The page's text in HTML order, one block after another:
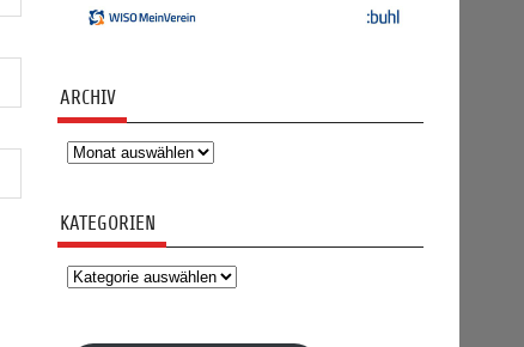
ARCHIV
Archiv
KATEGORIEN
Kategorien